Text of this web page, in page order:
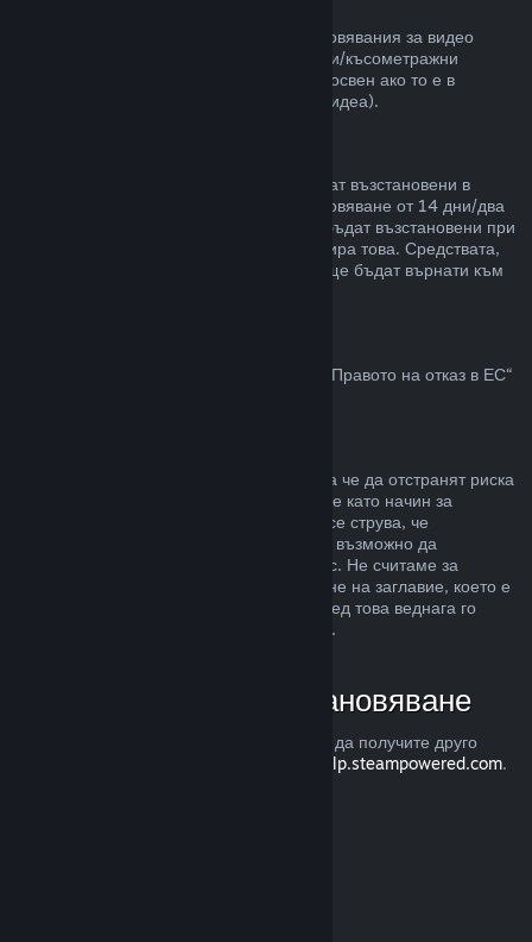
Неспособни сме да предлагаме възстановявания за видео
съдържание в Steam (пр. пълнометражни/късометражни
филми, сериали, епизоди и упътвания), освен ако то е в
комплект с други продукти (които не са видеа).
Неупотребените подаръци могат да бъдат възстановени в
рамките на стандартния срок за възстановяване от 14 дни/два
часа. Употребените подаръци могат да бъдат възстановени при
същите условия, ако получателят инициира това. Средствата,
използвани за закупуване на подаръка, ще бъдат върнати към
За обяснение относно това как действа „Правото на отказ в ЕС“
Възстановявания са предназначени, така че да отстранят риска
от закупуването на заглавия в Steam, а не като начин за
придобиване на безплатни игри. Ако ни се струва, че
злоупотребявате с възстановяванията, е възможно да
преустановим тяхното предлагане за Вас. Не считаме за
злоупотреба, ако изискате възстановяване на заглавие, което е
закупено точно преди разпродажба, а след това веднага го
закупите повторно при намалената цена.
Как да изискате възстановяване
Можете да изискате възстановяване или да получите друго
help.steampowered.com.